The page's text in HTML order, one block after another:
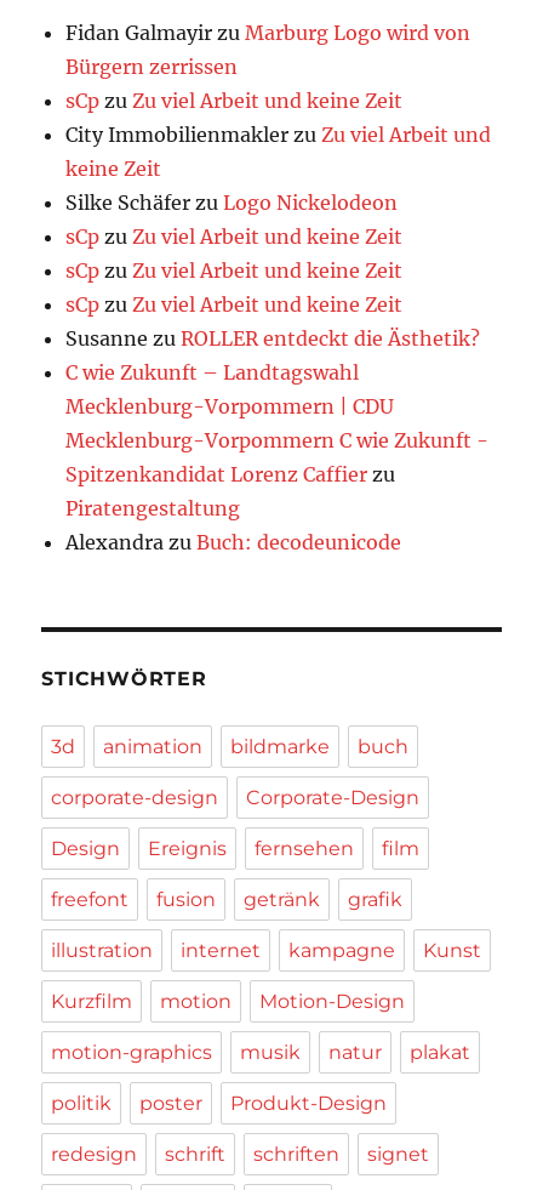
Fidan Galmayir zuMarburg Logo wird von
Bürgern zerrissen
sCp zuZu viel Arbeit und keine Zeit
City Immobilienmakler zuZu viel Arbeit und
keine Zeit
Silke Schäfer zuLogo Nickelodeon
sCp zuZu viel Arbeit und keine Zeit
sCp zuZu viel Arbeit und keine Zeit
sCp zuZu viel Arbeit und keine Zeit
Susanne zuROLLER entdeckt die Ästhetik?
C wie Zukunft – Landtagswahl
Mecklenburg-Vorpommern | CDU
Mecklenburg-Vorpommern C wie Zukunft -
Spitzenkandidat Lorenz Caffier zu
Piratengestaltung
Alexandra zuBuch: decodeunicode
STICHWÖRTER
3d animation bildmarke buch
corporate-design Corporate-Design
Design Ereignis fernsehen film
freefont fusion getränk grafik
illustration internet kampagne Kunst
Kurzfilm motion Motion-Design
motion-graphics musik natur plakat
politik poster Produkt-Design
redesign schrift schriften signet